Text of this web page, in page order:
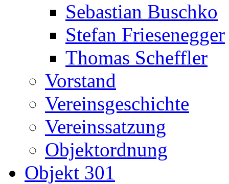
Sebastian Buschko
Stefan Friesenegger
Thomas Scheffler
Vorstand
Vereinsgeschichte
Vereinssatzung
Objektordnung
Objekt 301